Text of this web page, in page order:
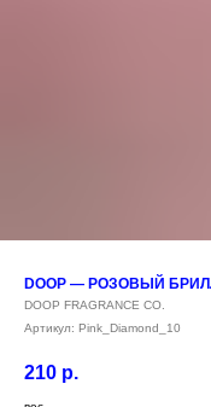
DOOP — РОЗОВЫЙ
DOOP FRAGRANCE CO.
Артикул: Pink_Diamond_10
210 р.